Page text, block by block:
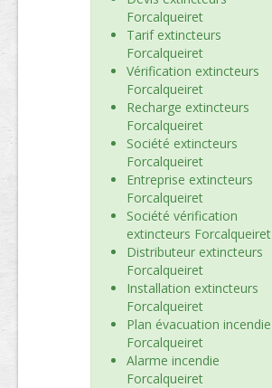
Forcalqueiret
Tarif extincteurs
Forcalqueiret
Vérification extincteurs
Forcalqueiret
Recharge extincteurs
Forcalqueiret
Société extincteurs
Forcalqueiret
Entreprise extincteurs
Forcalqueiret
Société vérification
extincteurs Forcalqueiret
Distributeur extincteurs
Forcalqueiret
Installation extincteurs
Forcalqueiret
Plan évacuation incendie
Forcalqueiret
Alarme incendie
Forcalqueiret